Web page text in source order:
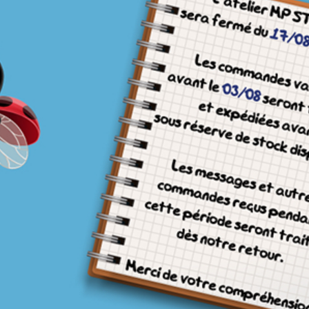
Pour vos textes, précisez la police d'écriture et
Pensez à préciser en Commentaire
Ajouter fichier(s) et texte(s), cliquez sur Enregistrer en bas de
Attention, ce produit pourra être expédié
de sauvegarder votre personnalisation pour pouvoir l'ajouter au panier